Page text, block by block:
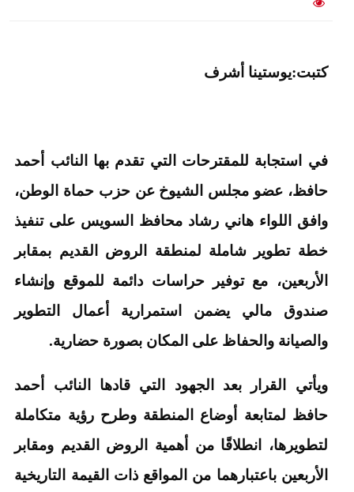
كتبت:يوستينا أشرف
في استجابة للمقترحات التي تقدم بها النائب أحمد
حافظ، عضو مجلس الشيوخ عن حزب حماة الوطن،
وافق اللواء هاني رشاد محافظ السويس على تنفيذ
خطة تطوير شاملة لمنطقة الروض القديم بمقابر
الأربعين، مع توفير حراسات دائمة للموقع وإنشاء
صندوق مالي يضمن استمرارية أعمال التطوير
والصيانة والحفاظ على المكان بصورة حضارية.
ويأتي القرار بعد الجهود التي قادها النائب أحمد
حافظ لمتابعة أوضاع المنطقة وطرح رؤية متكاملة
لتطويرها، انطلاقًا من أهمية الروض القديم ومقابر
الأربعين باعتبارهما من المواقع ذات القيمة التاريخية